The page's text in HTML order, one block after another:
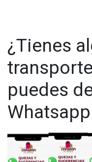
¿Tienes
puedes
Whatsapp